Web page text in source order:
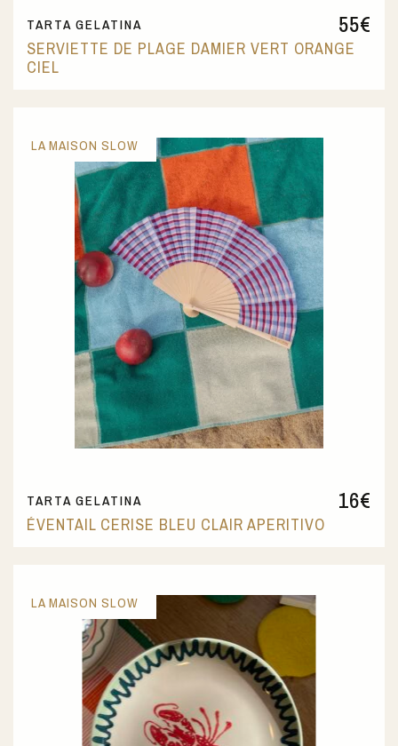
55€
TARTA GELATINA
SERVIETTE DE PLAGE DAMIER VERT ORANGE
CIEL
16€
TARTA GELATINA
ÉVENTAIL CERISE BLEU CLAIR APERITIVO
LA MAISON SLOW
LA MAISON SLOW